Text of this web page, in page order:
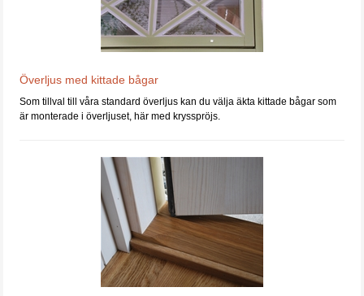
Överljus med kittade bågar
Som tillval till våra standard överljus kan du välja äkta kittade bågar som
är monterade i överljuset, här med krysspröjs.